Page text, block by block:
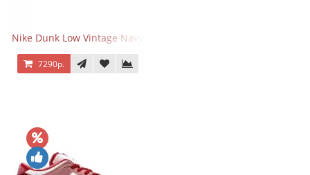
Nike Dunk Low Vintage Navy
7290р.